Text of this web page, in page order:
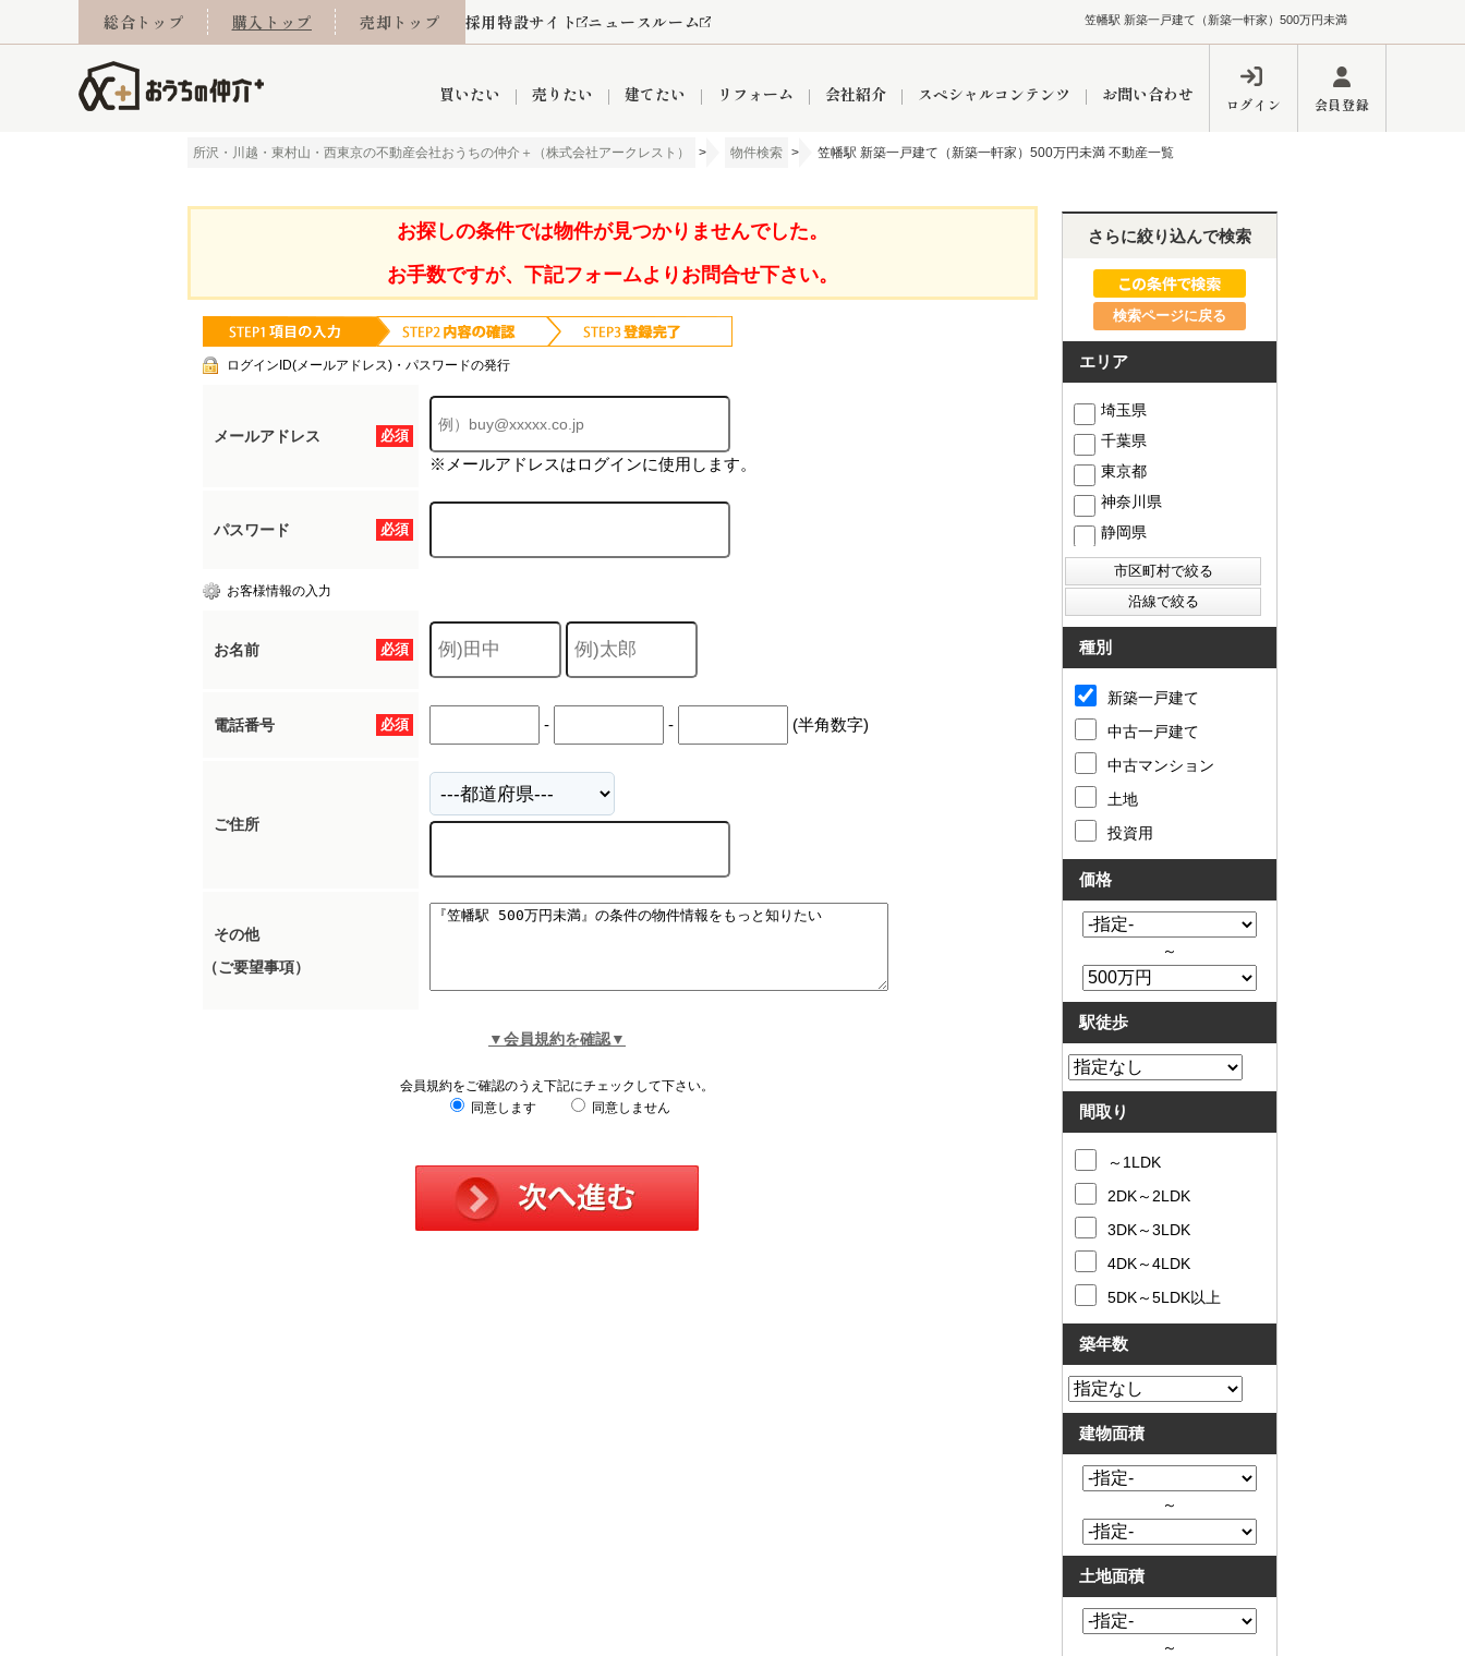
笠幡駅 新築一戸建て（新築一軒家）500万円未満
総合トップ 購入トップ 売却トップ 採用特設サイト ニュースルーム
買いたい
学区から探す 町名から探す お気に入り 閲覧履歴
当社お預かり物件 グループ会社施工物件 リノベーション済み物件
当社提携金融機関 8代疾病保証付き住宅ローン
東村山市 東大和市
売りたい
売却査定実績 売却成功実績 よくある質問 売却コラム
住み替え 離婚 不動産買取 空き家 リースバック
東村山市 入間市 狭山市 富士見市 練馬区
建てたい リフォーム
リフォーム事例 【埼玉】補助金・助成金 【東京】補助金・助成金
会社紹介
採用情報 お客様の声 創業の想い インフォメーション ブログ
小手指営業所 所沢営業所 東所沢営業所 入間営業所 ひばりケ丘営業所 東久留米営業所
おうちのリフォーム おうちパークグループの強み
スペシャルコンテンツ
マンションカタログ おうちパークくらぶ レンタルスペース
お問い合わせ
オンライン相談予約 売却査定依頼 なんでもご相談 プライバシーポリシー
ログイン 会員登録
所沢・川越・東村山・西東京の不動産会社おうちの仲介＋（株式会社アークレスト） > 物件検索 > 笠幡駅 新築一戸建て（新築一軒家）500万円未満 不動産一覧
お探しの条件では物件が見つかりませんでした。
お手数ですが、下記フォームよりお問合せ下さい。
ログインID(メールアドレス)・パスワードの発行
必須
メールアドレス
※メールアドレスはログインに使用します。
必須
パスワード
お客様情報の入力
必須
お名前
必須
電話番号 - - (半角数字)
ご住所
その他
（ご要望事項）
▼会員規約を確認▼
会員規約をご確認のうえ下記にチェックして下さい。
同意します
同意しません
さらに絞り込んで検索
検索ページに戻る
エリア
埼玉県
千葉県
東京都
神奈川県
静岡県
種別
新築一戸建て
中古一戸建て
中古マンション
土地
投資用
価格
～
駅徒歩
間取り
～1LDK
2DK～2LDK
3DK～3LDK
4DK～4LDK
5DK～5LDK以上
築年数
建物面積
～
土地面積
～